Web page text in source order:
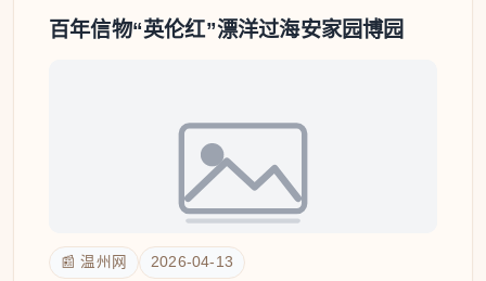
百年信物“英伦红”漂洋过海安家园博园
📰 温州网 2026-04-13